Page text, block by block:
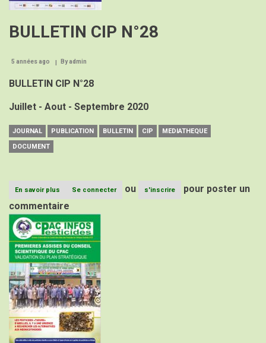
BULLETIN CIP N°28
5 années ago Byadmin
BULLETIN CIP N°28
Juillet - Aout - Septembre 2020
JOURNAL PUBLICATION BULLETIN CIP
MEDIATHEQUE
DOCUMENT
En savoir plus
BULLETIN
CIP
N°28
Se connecter ou s'inscrire
pour poster un
commentaire
Image